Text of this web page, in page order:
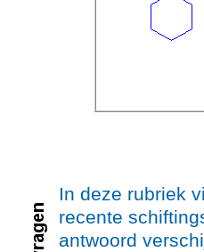
In deze rubriek
recente
antwoord